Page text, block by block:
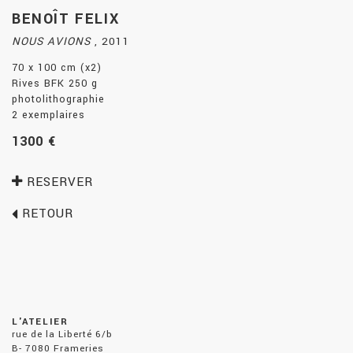
BENOÎT FELIX
NOUS AVIONS , 2011
70 x 100 cm (x2)
Rives BFK 250 g
photolithographie
2 exemplaires
1300 €
RESERVER
RETOUR
L'ATELIER
rue de la Liberté 6/b
B- 7080 Frameries